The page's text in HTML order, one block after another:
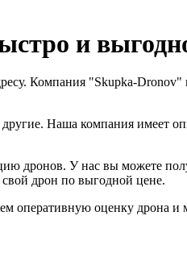
и
Компания "Skupka-
Наша компания имеет
дронов. У нас вы можете
дрон по выгодной цене.
оперативную оценку дрона